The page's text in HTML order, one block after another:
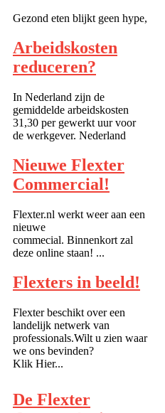
Gezond eten blijkt geen hype,
mensen zijn zich steeds meer
bewust van het belang van
goed eten. Ook bij bedrijven
kroket krijgt steeds minder
een prominente plek, groente
en fruit wo...
Arbeidskosten
reduceren?
In Nederland zijn de
gemiddelde arbeidskosten
31,30 per gewerkt uur voor
de werkgever. Nederland
plaats van de Europese
ranglijst van arbeidskosten, zo
bericht het FD. Door het
indien ...
Nieuwe Flexter
Commercial!
Flexter.nl werkt weer aan een
nieuwe
commecial. Binnenkort zal
deze online staan! ...
Flexters in beeld!
Flexter beschikt over een
landelijk netwerk van
professionals.Wilt u zien waar
we ons bevinden?
Klik Hier...
De Flexter